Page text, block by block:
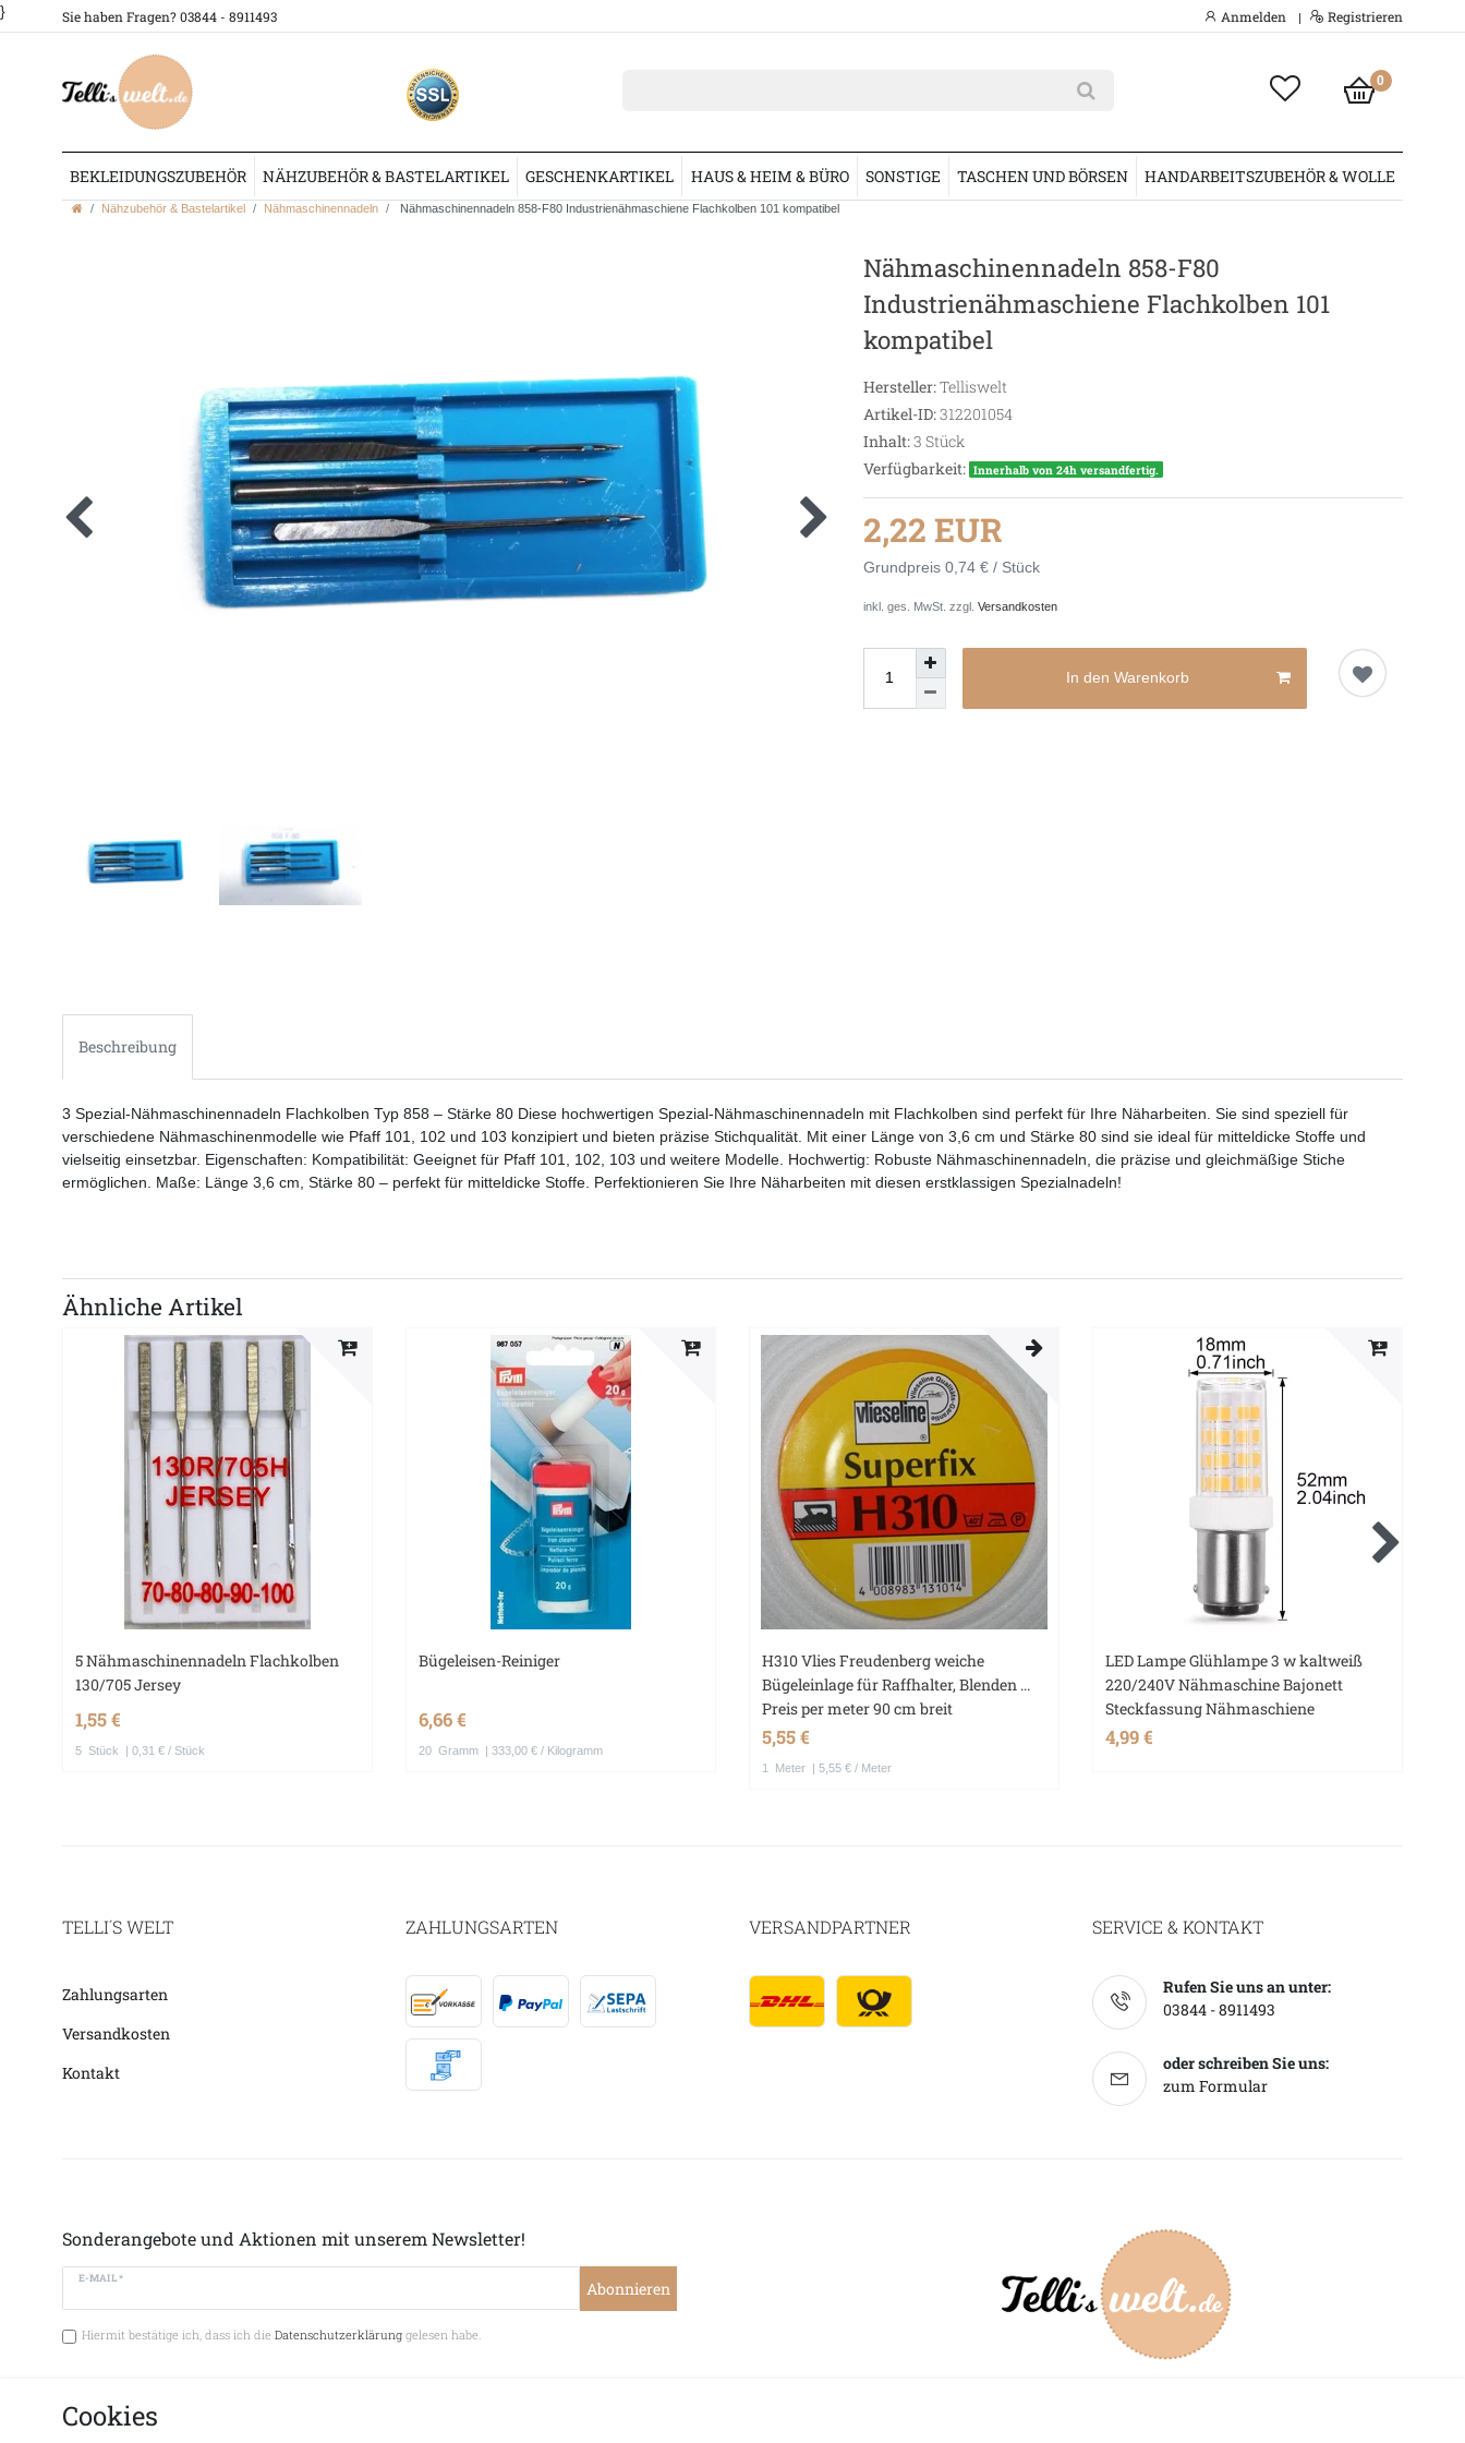
} Sie haben Fragen? 03844 - 8911493 Anmelden | Registrieren
0
BEKLEIDUNGSZUBEHÖR NÄHZUBEHÖR & BASTELARTIKEL GESCHENKARTIKEL HAUS & HEIM & BÜRO SONSTIGE TASCHEN UND BÖRSEN HANDARBEITSZUBEHÖR & WOLLE
Nähzubehör & Bastelartikel Nähmaschinennadeln Nähmaschinennadeln 858-F80 Industrienähmaschiene Flachkolben 101 kompatibel
Nähmaschinennadeln 858-F80
Industrienähmaschiene Flachkolben 101
kompatibel
Hersteller:Telliswelt
Artikel-ID:312201054
Inhalt:3 Stück
Verfügbarkeit: Innerhalb von 24h versandfertig.
2,22 EUR
Grundpreis 0,74 € / Stück
inkl. ges. MwSt. zzgl. Versandkosten
In den Warenkorb
Beschreibung
3 Spezial-Nähmaschinennadeln Flachkolben Typ 858 – Stärke 80 Diese hochwertigen Spezial-Nähmaschinennadeln mit Flachkolben sind perfekt für Ihre Näharbeiten. Sie sind speziell für
verschiedene Nähmaschinenmodelle wie Pfaff 101, 102 und 103 konzipiert und bieten präzise Stichqualität. Mit einer Länge von 3,6 cm und Stärke 80 sind sie ideal für mitteldicke Stoffe und
vielseitig einsetzbar. Eigenschaften: Kompatibilität: Geeignet für Pfaff 101, 102, 103 und weitere Modelle. Hochwertig: Robuste Nähmaschinennadeln, die präzise und gleichmäßige Stiche
ermöglichen. Maße: Länge 3,6 cm, Stärke 80 – perfekt für mitteldicke Stoffe. Perfektionieren Sie Ihre Näharbeiten mit diesen erstklassigen Spezialnadeln!
Ähnliche Artikel
5 Nähmaschinennadeln Flachkolben
130/705 Jersey
1,55 €
5 Stück | 0,31 € / Stück
Bügeleisen-Reiniger
6,66 €
20 Gramm | 333,00 € / Kilogramm
H310 Vlies Freudenberg weiche
Bügeleinlage für Raffhalter, Blenden ...
Preis per meter 90 cm breit
5,55 €
1 Meter | 5,55 € / Meter
LED Lampe Glühlampe 3 w kaltweiß
220/240V Nähmaschine Bajonett
Steckfassung Nähmaschiene
4,99 €
TELLI´S WELT
Zahlungsarten
Versandkosten
Kontakt
ZAHLUNGSARTEN VERSANDPARTNER SERVICE & KONTAKT
Rufen Sie uns an unter:
03844 - 8911493
oder schreiben Sie uns:
zum Formular
Sonderangebote und Aktionen mit unserem Newsletter!
E-MAIL *
Abonnieren
Hiermit bestätige ich, dass ich die Datenschutzerklärunggelesen habe.
Cookies